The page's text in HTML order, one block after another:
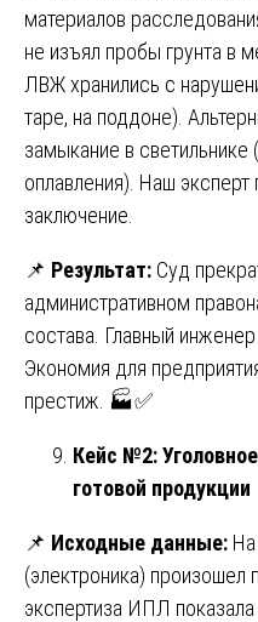
материалов
не изъял пробы грунта в
ЛВЖ хранились с
таре, на поддоне).
замыкание в
оплавления). Наш
заключение.
📌 Результат: Суд
административном
состава. Главный
Экономия для
престиж. 🏭✅
Кейс №2:
готовой продукции
📌 Исходные данные:
(электроника) произошел
экспертиза ИПЛ